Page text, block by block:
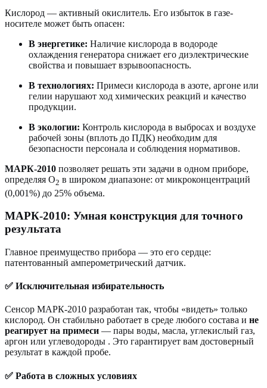
Кислород — активный окислитель. Его избыток в газе-
носителе может быть опасен:
В энергетике: Наличие кислорода в водороде
охлаждения генератора снижает его диэлектрические
свойства и повышает взрывоопасность.
В технологиях: Примеси кислорода в азоте, аргоне или
гелии нарушают ход химических реакций и качество
продукции.
В экологии: Контроль кислорода в выбросах и воздухе
рабочей зоны (вплоть до ПДК) необходим для
безопасности персонала и соблюдения нормативов.
МАРК-2010 позволяет решать эти задачи в одном приборе,
определяя O2 в широком диапазоне: от микроконцентраций
(0,001%) до 25% объема.
МАРК-2010: Умная конструкция для точного
результата
Главное преимущество прибора — это его сердце:
патентованный амперометрический датчик.
✅ Исключительная избирательность
Сенсор МАРК-2010 разработан так, чтобы «видеть» только
кислород. Он стабильно работает в среде любого состава и не
реагирует на примеси — пары воды, масла, углекислый газ,
аргон или углеводороды . Это гарантирует вам достоверный
результат в каждой пробе.
✅ Работа в сложных условиях